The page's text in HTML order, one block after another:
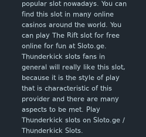
popular slot nowadays. You can
find this slot in many online
casinos around the world. You
can play The Rift slot for free
online for fun at Sloto.ge.
Thunderkick slots fans in
general will really like this slot,
because it is the style of play
that is characteristic of this
provider and there are many
aspects to be met. Play
Thunderkick slots on Sloto.ge /
Thunderkick Slots.